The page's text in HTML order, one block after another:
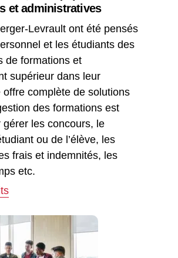
et administratives
Levrault ont été pensés
et les étudiants des
de formations et
supérieur dans leur
complète de solutions
des formations est
gérer les concours, le
ou de l’élève, les
frais et indemnités, les
etc.